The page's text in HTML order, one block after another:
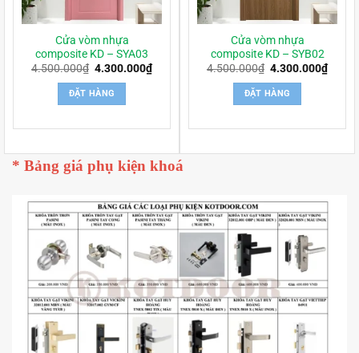
Cửa vòm nhựa
composite KD – SYA03
4.500.000₫ Giá
là:
4.500.000₫.
4.300.000₫Giá
hiện
ĐẶT HÀNG
Cửa vòm nhựa
composite KD – SYB02
4.500.000₫ Giá
là:
4.500.000₫.
4.300.000₫Giá
hiện
ĐẶT HÀNG
* Bảng giá phụ kiện khoá